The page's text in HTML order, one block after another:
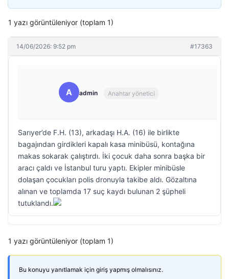
1 yazı görüntüleniyor (toplam 1)
14/06/2026: 9:52 pm #17363
A admin Anahtar yönetici
Sarıyer’de F.H. (13), arkadaşı H.A. (16) ile birlikte
bagajından girdikleri kapalı kasa minibüsü, kontağına
makas sokarak çalıştırdı. İki çocuk daha sonra başka bir
aracı çaldı ve İstanbul turu yaptı. Ekipler minibüsle
dolaşan çocukları polis dronuyla takibe aldı. Gözaltına
alınan ve toplamda 17 suç kaydı bulunan 2 şüpheli
tutuklandı.
1 yazı görüntüleniyor (toplam 1)
Bu konuyu yanıtlamak için giriş yapmış olmalısınız.